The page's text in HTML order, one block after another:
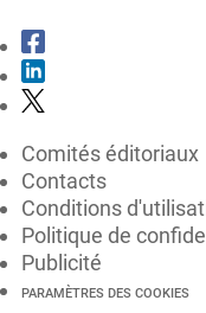
Comités éditoriaux
Contacts
Conditions
Politique de
Publicité
PARAMÈTRES DES COOKIES